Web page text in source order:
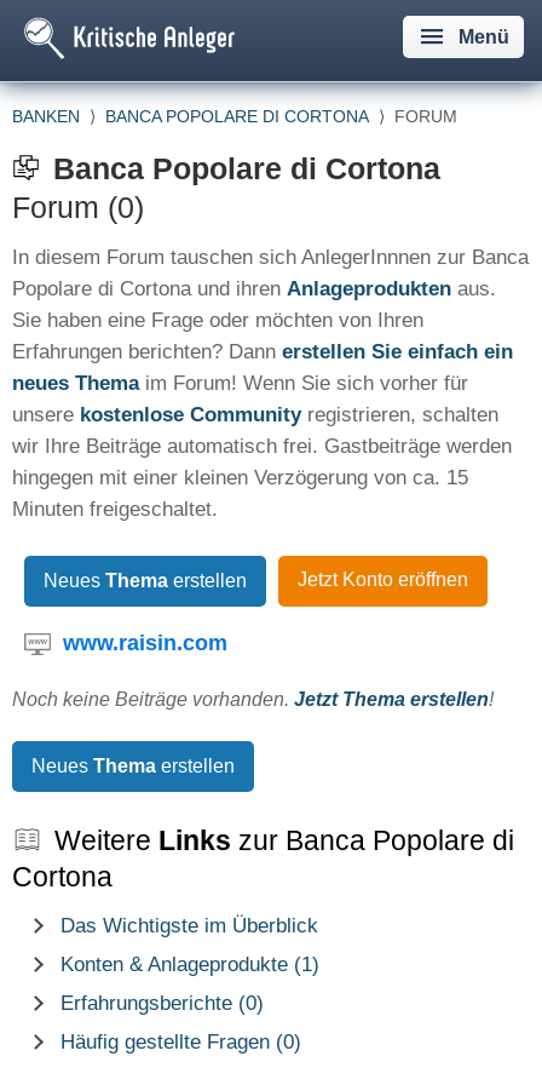
Menü
BANKEN ⟩ BANCA POPOLARE DI CORTONA ⟩ FORUM
Banca Popolare di Cortona
Forum (0)
In diesem Forum tauschen sich AnlegerInnnen zur Banca
Popolare di Cortona und ihren Anlageprodukten aus.
Sie haben eine Frage oder möchten von Ihren
Erfahrungen berichten? Dann erstellen Sie einfach ein
neues Themaim Forum! Wenn Sie sich vorher für
unsere kostenlose Communityregistrieren, schalten
wir Ihre Beiträge automatisch frei. Gastbeiträge werden
hingegen mit einer kleinen Verzögerung von ca. 15
Minuten freigeschaltet.
Neues Thema erstellen Jetzt Konto eröffnen
www.raisin.com
Noch keine Beiträge vorhanden. Jetzt Thema erstellen!
Neues Thema erstellen
Weitere Links zur Banca Popolare di
Cortona
Das Wichtigste im Überblick
Konten & Anlageprodukte (1)
Erfahrungsberichte (0)
Häufig gestellte Fragen (0)